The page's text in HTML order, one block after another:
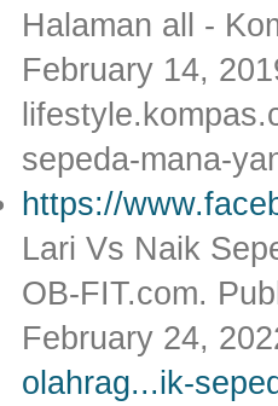
Halaman all -
February 14,
sepeda-mana-
https://
Lari Vs Naik
OB-FIT.com.
February 24,
olahrag...ik-